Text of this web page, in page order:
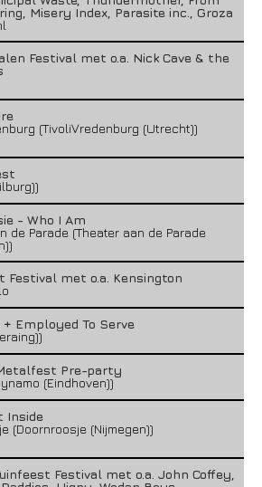
Misery Index, Parasite inc., Groza
Festival met o.a. Nick Cave & the
(TivoliVredenburg (Utrecht))
- Who I Am
de Parade (Theater aan de Parade
Festival met o.a. Kensington
Employed To Serve
Pre-party
(Eindhoven))
Inside
(Doornroosje (Nijmegen))
Festival met o.a. John Coffey,